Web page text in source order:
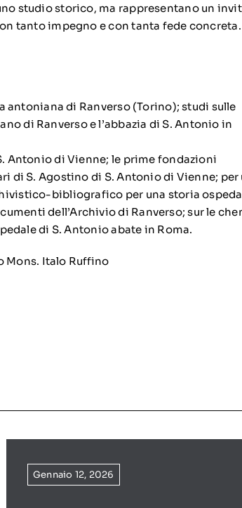
studio storico, ma rappresentano un
tanto impegno e con tanta fede concreta.
di Ranverso (Torino); studi sulle
di Ranverso e l’abbazia di S. Antonio in
Antonio di Vienne; le prime fondazioni
di S. Agostino di S. Antonio di Vienne; per
bibliografico per una storia
dell’Archivio di Ranverso; sur le
di S. Antonio abate in Roma.
Mons. Italo Ruffino
Gennaio 12, 2026